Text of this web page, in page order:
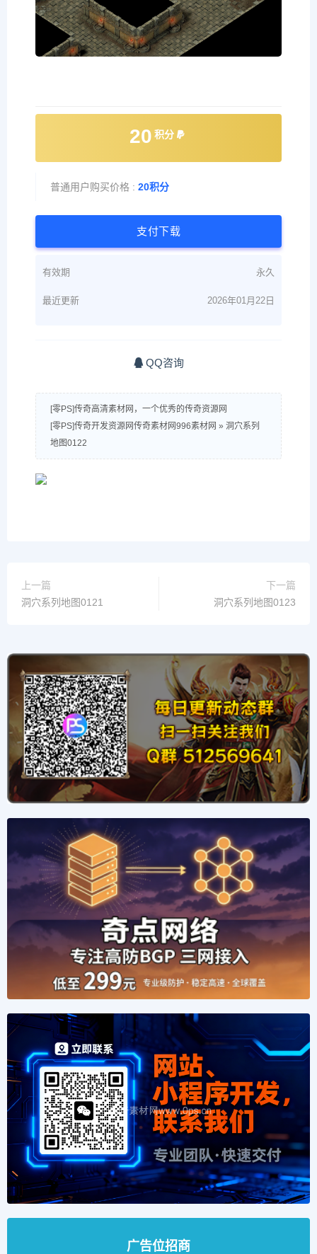
20 积分
普通用户购买价格 : 20积分
支付下载
有效期 永久
最近更新 2026年01月22日
QQ咨询
[零PS]传奇高清素材网，一个优秀的传奇资源网
[零PS]传奇开发资源网传奇素材网996素材网 » 洞穴系列
地图0122
上一篇
洞穴系列地图0121
下一篇
洞穴系列地图0123
广告位招商